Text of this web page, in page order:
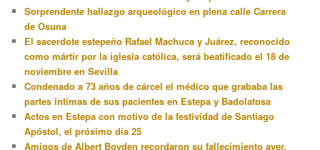
Sorprendente hallazgo arqueológico en plena calle Carrera
de Osuna
El sacerdote estepeño Rafael Machuca y Juárez, reconocido
como mártir por la iglesia católica, será beatificado el 18 de
noviembre en Sevilla
Condenado a 73 años de cárcel el médico que grababa las
partes íntimas de sus pacientes en Estepa y Badolatosa
Actos en Estepa con motivo de la festividad de Santiago
Apóstol, el próximo día 25
Amigos de Albert Boyden recordaron su fallecimiento ayer,